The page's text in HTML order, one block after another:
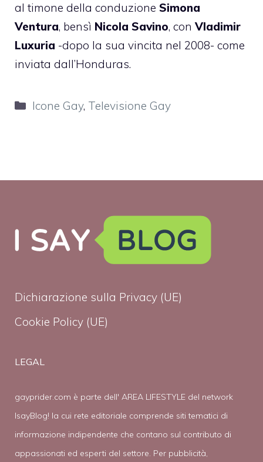
al timone della conduzione Simona
Ventura, bensì Nicola Savino, conVladimir
Luxuria -dopo la sua vincita nel 2008- come
inviata dall’Honduras.
Categorie
Icone Gay, Televisione Gay
Dichiarazione sulla Privacy (UE)
Cookie Policy (UE)
LEGAL
gayprider.com è parte dell' AREA LIFESTYLE del network
IsayBlog! la cui rete editoriale comprende siti tematici di
informazione indipendente che contano sul contributo di
appassionati ed esperti del settore. Per pubblicità,